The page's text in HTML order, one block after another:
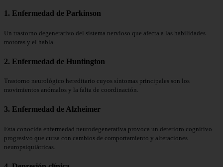
1. Enfermedad de Parkinson
Un trastorno degenerativo del sistema nervioso que afecta a las habilidades
motoras y el habla.
2. Enfermedad de Huntington
Trastorno neurológico hereditario cuyos síntomas principales son los
movimientos anómalos y la falta de coordinación.
3. Enfermedad de Alzheimer
Esta conocida enfermedad neurodegenerativa provoca un deterioro cognitivo
progresivo que cursa con cambios de comportamiento y alteraciones
neuropsiquiátricas.